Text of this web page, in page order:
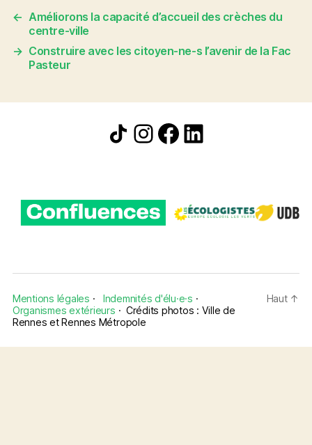
← Améliorons la capacité d’accueil des crèches du
centre-ville
→ Construire avec les citoyen-ne-s l’avenir de la Fac
Pasteur
Icône de partage
Instagram
Facebook
LinkedIn
Mentions légales · Indemnités d'élu·e·s ·
Organismes extérieurs · Crédits photos : Ville de
Rennes et Rennes Métropole
Haut ↑